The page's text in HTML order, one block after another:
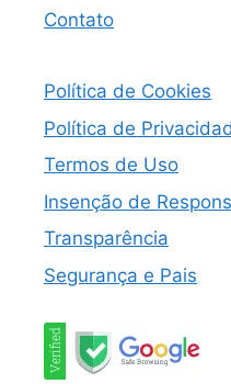
Contato
Política de Cookies
Política de
Termos de Uso
Insenção de
Transparência
Segurança e Pais